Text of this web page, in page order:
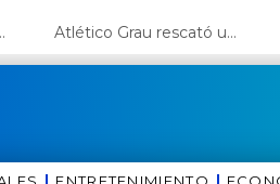
más de US$ 500 millones Atlético Grau rescató un punto en Chongoyape ante Juan Pablo II